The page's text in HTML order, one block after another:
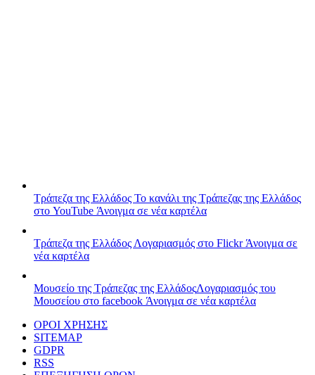
Τράπεζα της Ελλάδος Το κανάλι της Τράπεζας της Ελλάδος
στο YouTube Άνοιγμα σε νέα καρτέλα
Τράπεζα της Ελλάδος Λογαριασμός στο FlickrΆνοιγμα σε
νέα καρτέλα
Μουσείο της Τράπεζας της ΕλλάδοςΛογαριασμός του
Μουσείου στο facebook Άνοιγμα σε νέα καρτέλα
ΟΡΟΙ ΧΡΗΣΗΣ
SITEMAP
GDPR
RSS